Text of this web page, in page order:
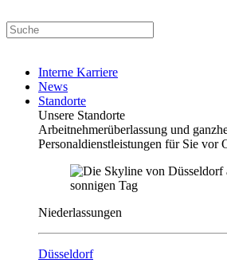
Interne Karriere
News
Standorte
Unsere Standorte
Arbeitnehmerüberlassung und
Personaldienstleistungen für Sie vor
Niederlassungen
Düsseldorf